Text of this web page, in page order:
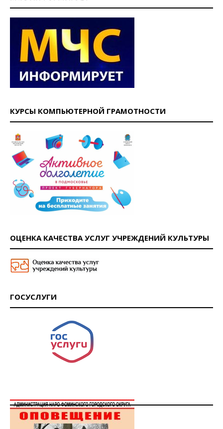
КУРСЫ КОМПЬЮТЕРНОЙ ГРАМОТНОСТИ
ОЦЕНКА КАЧЕСТВА УСЛУГ УЧРЕЖДЕНИЙ КУЛЬТУРЫ
ГОСУСЛУГИ